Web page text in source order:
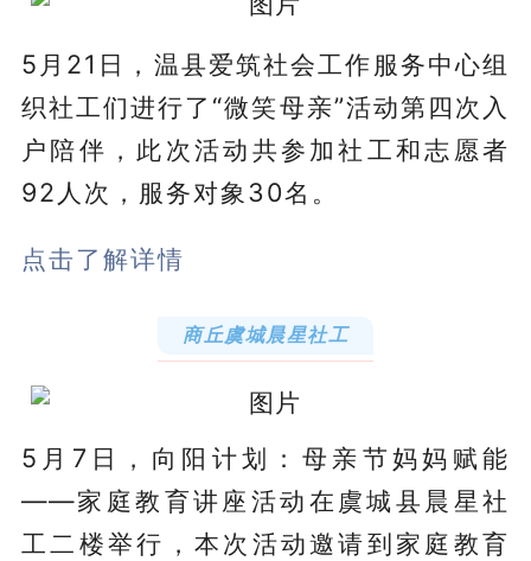
5月21日，温县爱筑社会工作服务中心组
织社工们进行了“微笑母亲”活动第四次入
户陪伴，此次活动共参加社工和志愿者
92人次，服务对象30名。
点击了解详情
商丘虞城晨星社工
5 月 7日，向阳计划：母亲节妈妈赋能
——家庭教育讲座活动在虞城县晨星社
工二楼举行，本次活动邀请到家庭教育